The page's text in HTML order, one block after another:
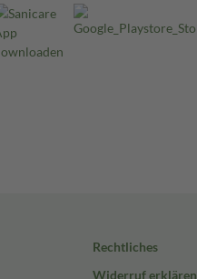
Rechtliches
Widerruf erklären